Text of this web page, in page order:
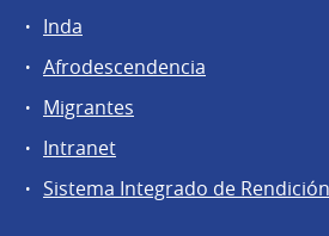
Inda
Afrodescendencia
Migrantes
Intranet
Sistema Integrado de